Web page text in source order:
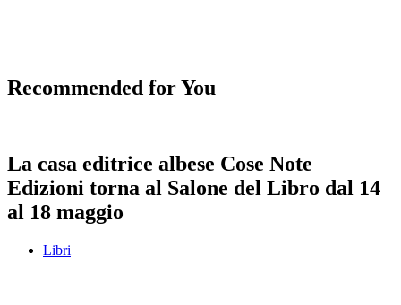
Recommended for You
La casa editrice albese Cose Note
Edizioni torna al Salone del Libro dal 14
al 18 maggio
Libri